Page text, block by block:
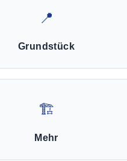
📍
Grundstück
🏗️
Mehr